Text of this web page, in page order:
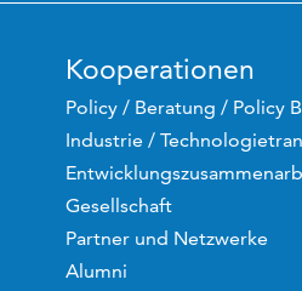
Kooperationen
Policy / Beratung / Policy
Industrie /
Gesellschaft
Partner und Netzwerke
Alumni